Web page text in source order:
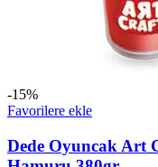
-15%
Favorilere ekle
Dede Oyuncak Art